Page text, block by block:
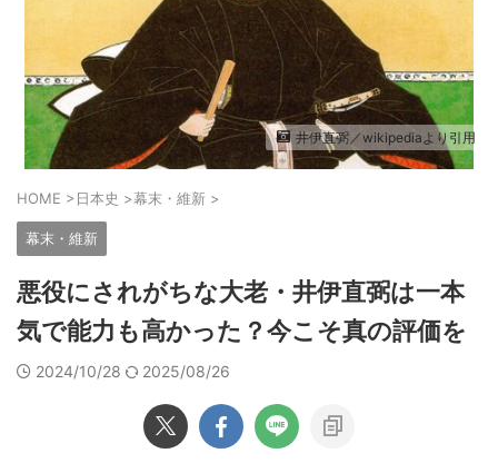
井伊直弼／wikipediaより引用
HOME >日本史 >幕末・維新 >
幕末・維新
悪役にされがちな大老・井伊直弼は一本
気で能力も高かった？今こそ真の評価を
2024/10/28 2025/08/26